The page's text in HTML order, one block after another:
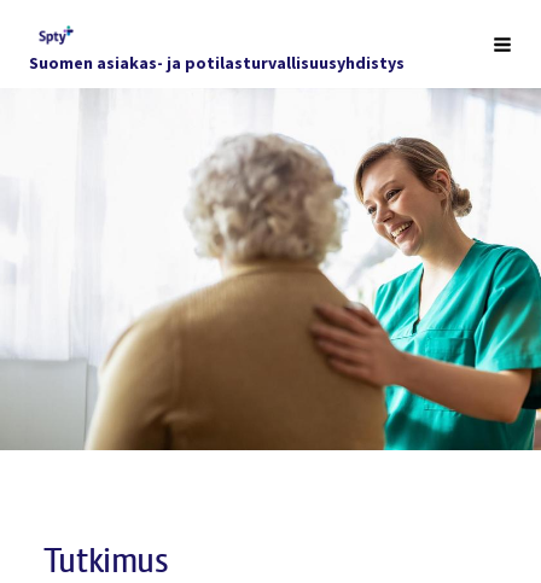
sivun
sisältöön
Suomen asiakas- ja potilasturvallisuusyhdistys
Tutkimus